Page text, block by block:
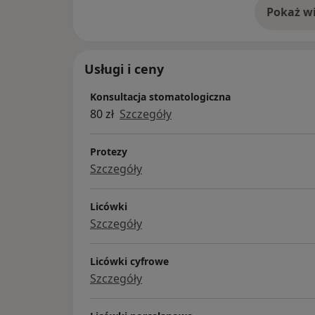
dziedzinie ortodoncji, protetyki i
Pokażo
Usługi i ceny
Konsultacja stomatologiczna
80 zł Szczegóły
Protezy
Szczegóły
Licówki
Szczegóły
Licówki cyfrowe
Szczegóły